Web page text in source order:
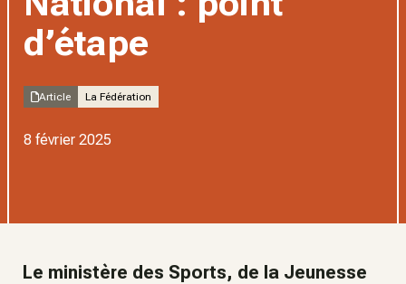
d’étape
Article La Fédération
8 février 2025
Le ministère des Sports, de la Jeunesse